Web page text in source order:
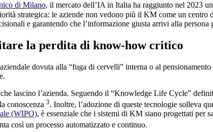
di Milano, il mercato dell’IA in Italia ha raggiunto nel 2023
strategica: le aziende non vedono più il KM come un
e garantendo che l’informazione giusta arrivi alla persona
la perdita di know-how critico
dovuta alla “fuga di cervelli” interna o al
lascino l’azienda. Seguendo il “Knowledge Life Cycle”
conoscenza 3. Inoltre, l’adozione di queste tecnologie solleva
(WIPO), è essenziale che i sistemi di KM siano progettati per
così un processo automatizzato e continuo.